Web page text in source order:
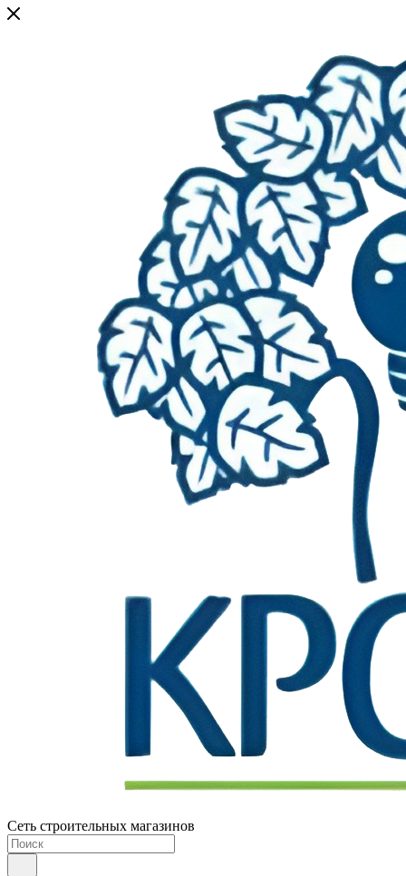
Сеть строительных магазинов